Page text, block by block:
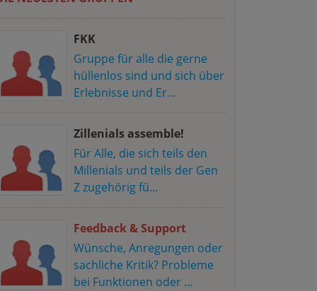
FKK
Gruppe für alle die gerne
hüllenlos sind und sich über
Erlebnisse und Er...
Zillenials assemble!
Für Alle, die sich teils den
Millenials und teils der Gen
Z zugehörig fü...
Feedback & Support
Wünsche, Anregungen oder
sachliche Kritik? Probleme
bei Funktionen oder ...